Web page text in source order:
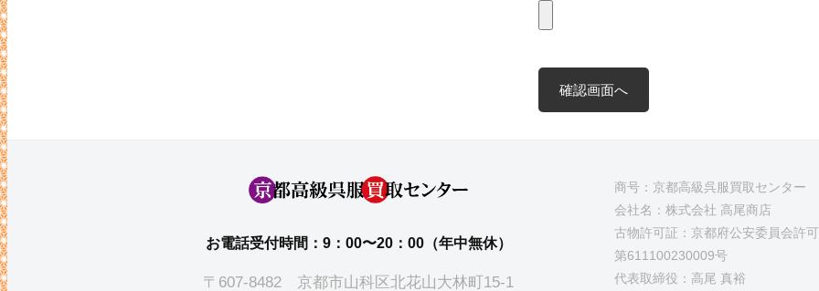
お電話受付時間：9：00〜20：00（年中無休）
〒607-8482 京都市山科区北花山大林町15-1
商号：京都高級呉服買取センター
会社名：株式会社 高尾商店
古物許可証：京都府公安委員会許可
第611100230009号
代表取締役：高尾 真裕